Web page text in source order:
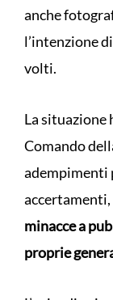
anche
l’intenzione
volti.
La situazione
Comando
adempimenti
minacce a
proprie